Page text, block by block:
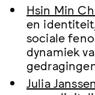
Hsin Min
en
sociale
dynamiek
Julia Janssen